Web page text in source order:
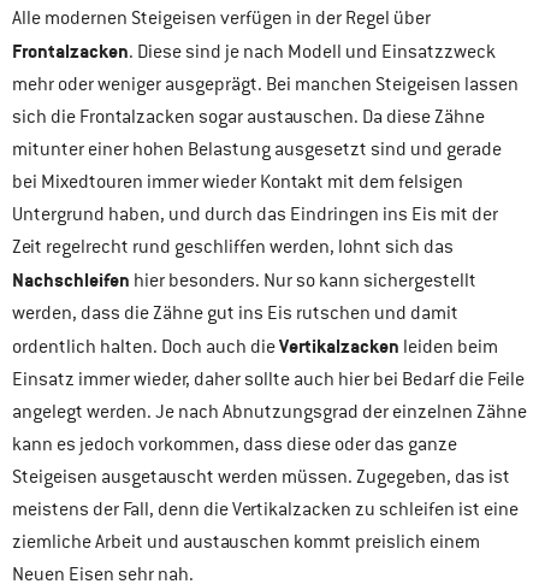
Alle modernen Steigeisen verfügen in der Regel über
Frontalzacken. Diese sind je nach Modell und Einsatzzweck
mehr oder weniger ausgeprägt. Bei manchen Steigeisen lassen
sich die Frontalzacken sogar austauschen. Da diese Zähne
mitunter einer hohen Belastung ausgesetzt sind und gerade
bei Mixedtouren immer wieder Kontakt mit dem felsigen
Untergrund haben, und durch das Eindringen ins Eis mit der
Zeit regelrecht rund geschliffen werden, lohnt sich das
Nachschleifen hier besonders. Nur so kann sichergestellt
werden, dass die Zähne gut ins Eis rutschen und damit
ordentlich halten. Doch auch dieVertikalzacken leiden beim
Einsatz immer wieder, daher sollte auch hier bei Bedarf die Feile
angelegt werden. Je nach Abnutzungsgrad der einzelnen Zähne
kann es jedoch vorkommen, dass diese oder das ganze
Steigeisen ausgetauscht werden müssen. Zugegeben, das ist
meistens der Fall, denn die Vertikalzacken zu schleifen ist eine
ziemliche Arbeit und austauschen kommt preislich einem
Neuen Eisen sehr nah.